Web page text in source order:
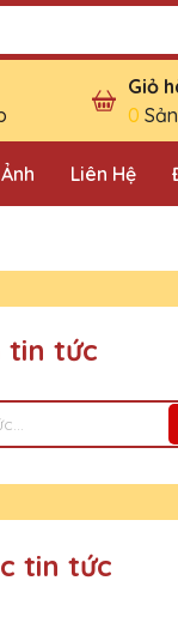
Giỏ
0
Liên Hệ
tin tức
tin tức